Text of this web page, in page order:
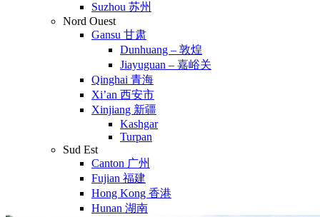
Suzhou 苏州
Nord Ouest
Gansu 甘肃
Dunhuang – 敦煌
Jiayuguan – 嘉峪关
Qinghai 青海
Xi’an 西安市
Xinjiang 新疆
Kashgar
Turpan
Sud Est
Canton 广州
Fujian 福建
Hong Kong 香港
Hunan 湖南